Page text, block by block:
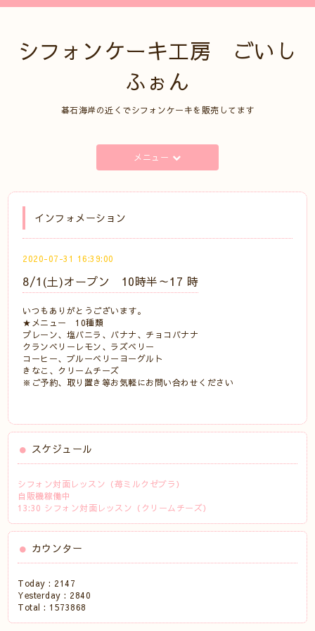
シフォンケーキ工房 ごいし
ふぉん
碁石海岸の近くでシフォンケーキを販売してます
メニュー
インフォメーション
2020-07-31 16:39:00
8/1(土)オープン 10時半～17 時
いつもありがとうございます。
★メニュー 10種類
プレーン、塩バニラ、バナナ、チョコバナナ
クランベリーレモン、ラズベリー
コーヒー、ブルーベリーヨーグルト
きなこ、クリームチーズ
※ご予約、取り置き等お気軽にお問い合わせください
スケジュール
シフォン対面レッスン（苺ミルクゼブラ）
自販機稼働中
13:30 シフォン対面レッスン（クリームチーズ）
カウンター
Today : 2147
Yesterday : 2840
Total : 1573868